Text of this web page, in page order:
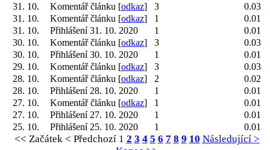
31. 10.
Komentář článku [odkaz] 3
0.03
31. 10.
Komentář článku [odkaz] 1
0.01
31. 10.
Přihlášení 31. 10. 2020 1
0.01
30. 10.
Komentář článku [odkaz] 3
0.03
30. 10.
Přihlášení 30. 10. 2020 1
0.01
29. 10.
Komentář článku [odkaz] 3
0.03
28. 10.
Komentář článku [odkaz] 2
0.02
28. 10.
Přihlášení 28. 10. 2020 1
0.01
27. 10.
Komentář článku [odkaz] 1
0.01
27. 10.
Přihlášení 27. 10. 2020 1
0.01
25. 10.
Přihlášení 25. 10. 2020 1 0.01
<< Začátek < Předchozí 1 2 3 4 5 6 7 8 9 10 Následující >